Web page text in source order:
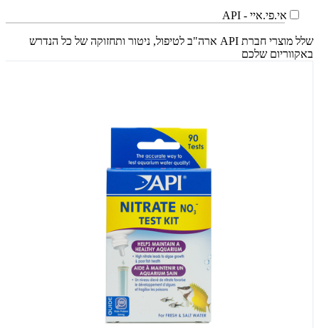
אי.פי.איי - API
שלל מוצרי חברת API ארה"ב לטיפול, ניטור ותחזוקה של כל הנדרש
באקווריום שלכם